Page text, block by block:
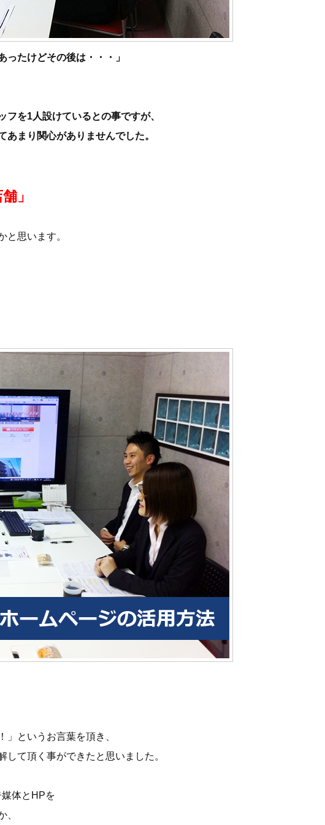
ったけどその後は・・・」
を1人設けているとの事ですが、
まり関心がありませんでした。
」
と思います。
」というお言葉を頂き、
て頂く事ができたと思いました。
体とHPを
、